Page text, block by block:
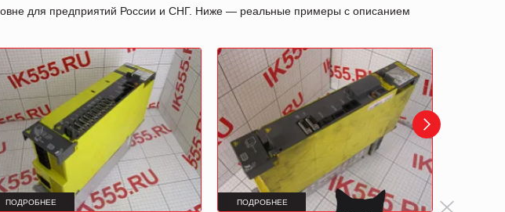
для предприятий России и СНГ. Ниже — реальные примеры с описанием
ПОДРОБНЕЕ ПОДРОБНЕЕ